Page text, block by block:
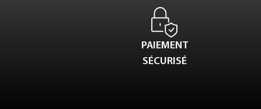
PAIEMENT
SÉCURISÉ